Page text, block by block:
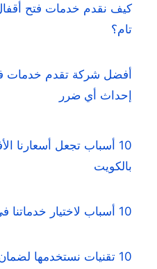
كيف نقدم خدمات فتح
تام؟
أفضل شركة تقدم خدمات
إحداث أي ضرر
10 أسباب تجعل أسعارنا
بالكويت
10 أسباب لاختيار خدماتنا في فتح الأقفال بالكويت
10 تقنيات نستخدمها